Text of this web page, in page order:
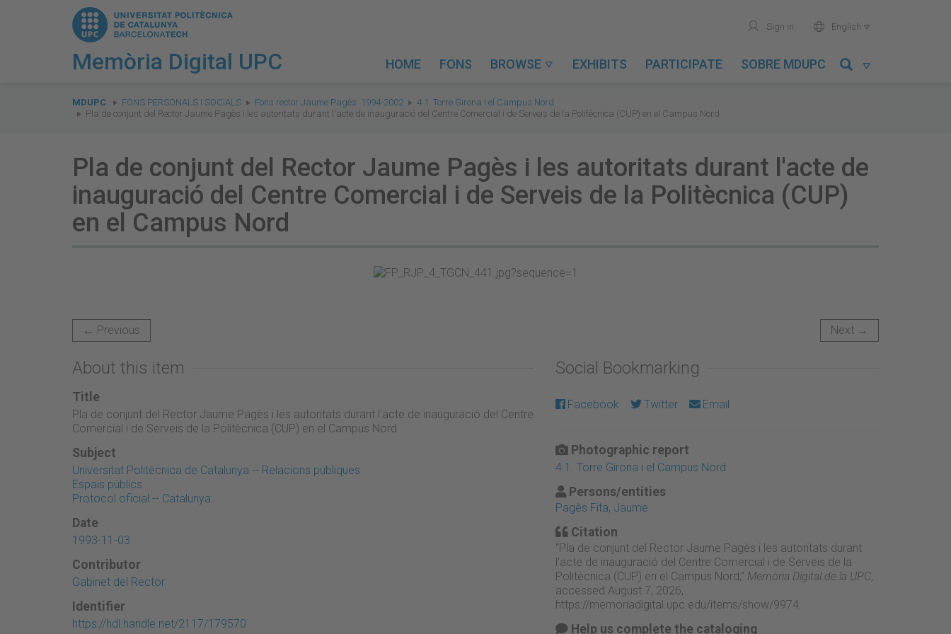
Memòria Digital UPC
user Sign in world English 
HOME FONS BROWSE  EXHIBITS PARTICIPATE SOBRE MDUPC 
are
here:
MDUPC FONS PERSONALS I SOCIALS Fons rector Jaume Pagès. 1994-2002
4.1. Torre Girona i el Campus Nord
Pla de conjunt del Rector Jaume Pagès i les autoritats durant l'acte de inauguració del Centre Comercial i de Serveis de la Politècnica (CUP) en el Campus Nord
Pla de conjunt del Rector Jaume Pagès i les autoritats durant l'acte de
inauguració del Centre Comercial i de Serveis de la Politècnica (CUP)
en el Campus Nord
← Previous Next →
About this item
Title
Pla de conjunt del Rector Jaume Pagès i les autoritats durant l'acte de inauguració del Centre
Comercial i de Serveis de la Politècnica (CUP) en el Campus Nord
Subject
Universitat Politècnica de Catalunya -- Relacions públiques
Espais públics
Protocol oficial -- Catalunya
Date
1993-11-03
Contributor
Gabinet del Rector
Identifier
https://hdl.handle.net/2117/179570
Social Bookmarking
Facebook Twitter Email
Photographic report
4.1. Torre Girona i el Campus Nord
Persons/entities
Pagès Fita, Jaume
Citation
“Pla de conjunt del Rector Jaume Pagès i les autoritats durant
l'acte de inauguració del Centre Comercial i de Serveis de la
Politècnica (CUP) en el Campus Nord,” Memòria Digital de la UPC,
accessed August 7, 2026,
https://memoriadigital.upc.edu/items/show/9974.
Help us complete the cataloging